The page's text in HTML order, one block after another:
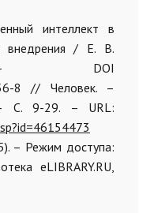
интеллект в
внедрения / Е. В.
– DOI
8 // Человек. –
9-29. – URL:
– Режим доступа:
eLIBRARY.RU,